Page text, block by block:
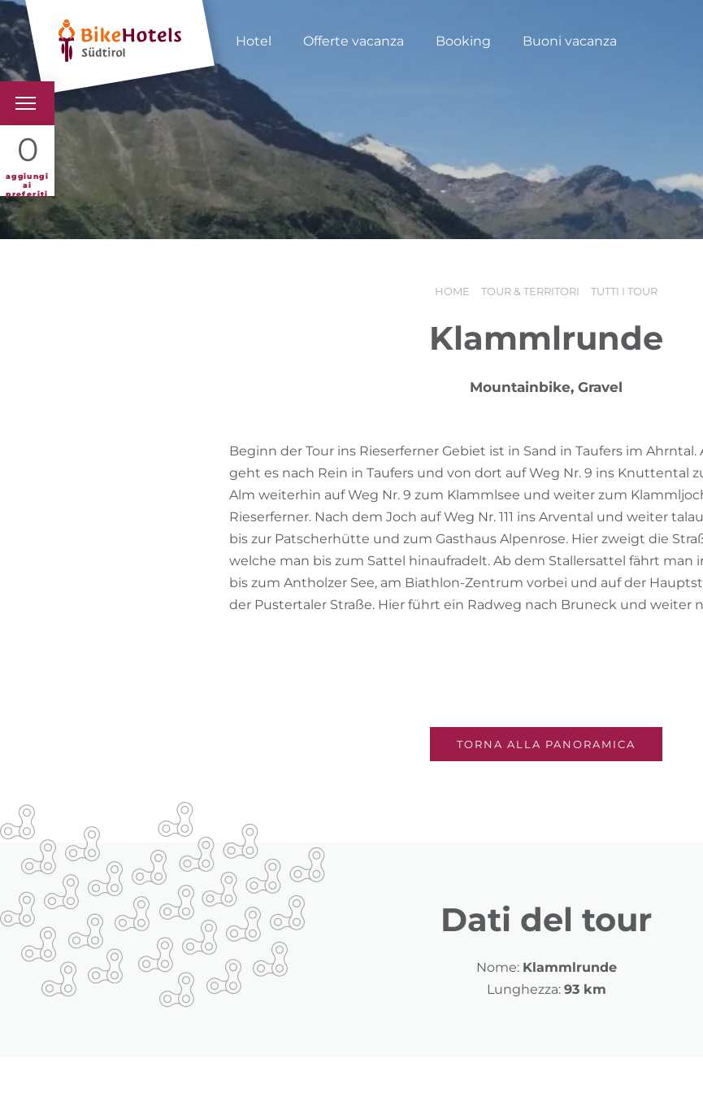
Hotel Offerte vacanza Booking Buoni vacanza
0
aggiungi
ai
preferiti
BIKEHOTELS
HOTELS & PACCHETTI
TOUR & TERRITORI
HOME TOUR & TERRITORI TUTTI I TOUR
Klammlrunde
Mountainbike, Gravel
Beginn der Tour ins Rieserferner Gebiet ist in Sand in Taufers im
geht es nach Rein in Taufers und von dort auf Weg Nr. 9 ins Knuttental
Alm weiterhin auf Weg Nr. 9 zum Klammlsee und weiter zum
Rieserferner. Nach dem Joch auf Weg Nr. 111 ins Arvental und weiter
bis zur Patscherhütte und zum Gasthaus Alpenrose. Hier zweigt die
welche man bis zum Sattel hinaufradelt. Ab dem Stallersattel fährt man
bis zum Antholzer See, am Biathlon-Zentrum vorbei und auf der
der Pustertaler Straße. Hier führt ein Radweg nach Bruneck und weiter
TORNA ALLA PANORAMICA
Dati del tour
Nome: Klammlrunde
Lunghezza: 93 km